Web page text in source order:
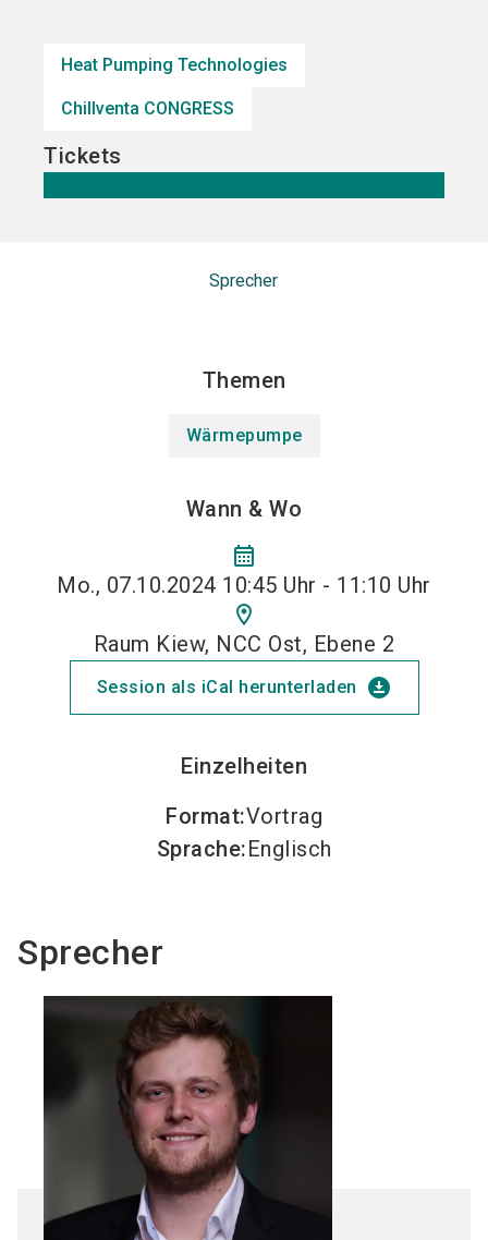
Heat Pumping Technologies
Chillventa CONGRESS
Tickets
Sprecher
Themen
Wärmepumpe
Wann & Wo
calendar_month
Mo., 07.10.2024 10:45 Uhr - 11:10 Uhr
location_on
Raum Kiew, NCC Ost, Ebene 2
Session als iCal herunterladen download_for_offline
Einzelheiten
Format:Vortrag
Sprache:Englisch
Sprecher